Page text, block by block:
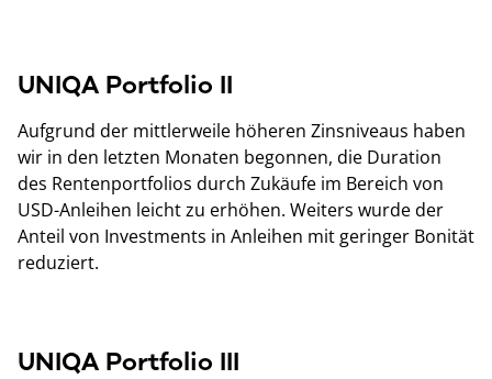
UNIQA Portfolio II
Aufgrund der mittlerweile höheren Zinsniveaus haben
wir in den letzten Monaten begonnen, die Duration
des Rentenportfolios durch Zukäufe im Bereich von
USD-Anleihen leicht zu erhöhen. Weiters wurde der
Anteil von Investments in Anleihen mit geringer Bonität
reduziert.
UNIQA Portfolio III